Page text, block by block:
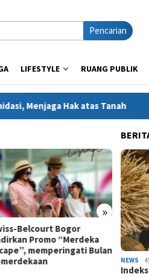
Pencarian
LIFESTYLE RUANG PUBLIK
Tanah Kapolres
»
Belcourt Bogor
Promo “Merdeka
memperingati Bulan
NEWS